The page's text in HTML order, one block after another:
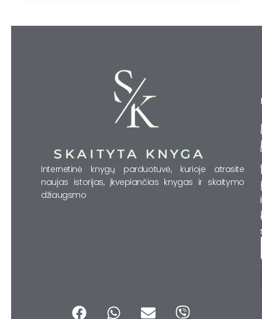
Internetinė knygų parduotuvė, kurioje atrasite
naujas istorijas, įkvepiančias knygas ir skaitymo
džiaugsmo
F W E V